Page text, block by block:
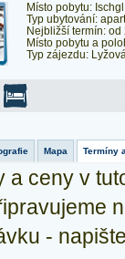
Místo pobytu: Ischgl
Typ ubytování:
Nejbližší termín:
Místo pobytu a
Typ zájezdu:
Mapa Termíny
a ceny v
-